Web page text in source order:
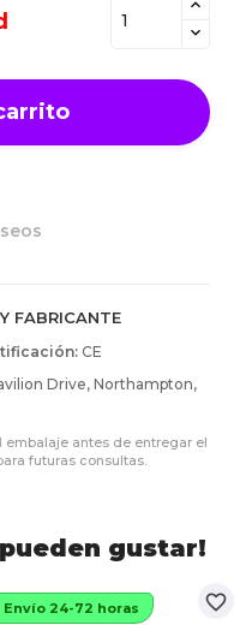
FABRICANTE
CE
Drive, Northampton,
embalaje antes de entregar el
futuras consultas.
gustar!
favorite_border
Envío 24-72 horas